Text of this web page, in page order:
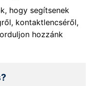
hogy segítsenek
kontaktlencséről,
hozzánk